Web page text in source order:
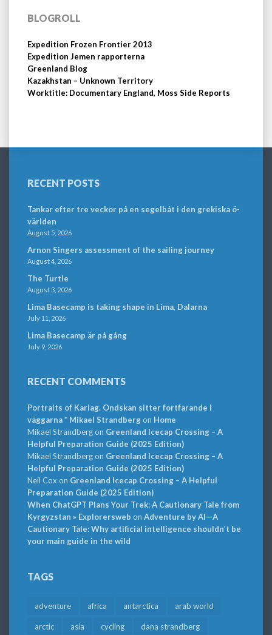
BLOGROLL
Expedition Frozen Frontier 2013
Expedition Jemen rapporterna
Greenland Blog
Kazakhstan – Unknown Territory
Worktitle: Documentary England, Moss Side Reports
RECENT POSTS
Tankar efter tre veckor på en segelbåt i den grekiska ö-
världen
August 5, 2026
Arnon Singers assessment of the sailing journey
August 4, 2026
The Turtle
August 3, 2026
Lima Basecamp is taking shape in Lima, Dalarna
July 11, 2026
Lima Basecamp är på gång
July 9, 2026
RECENT COMMENTS
Portraits of Karlag. Ondskan sitter fortfarande i
väggarna * Mikael Strandbergon Home
Mikael Strandbergon Greenland Icecap Crossing – A
Helpful Preparation Guide (2025 Edition)
Mikael Strandbergon Greenland Icecap Crossing – A
Helpful Preparation Guide (2025 Edition)
Neil Cox on Greenland Icecap Crossing – A Helpful
Preparation Guide (2025 Edition)
When ChatGPT Plans Your Trek: A Cautionary Tale from
Kyrgyzstan » Explorersweb on Adventure by AI—A
Cautionary Tale: Why artificial intelligence shouldn’t be
your main guide in the wild
TAGS
adventure africa antarctica arab world
arctic asia cycling dana strandberg